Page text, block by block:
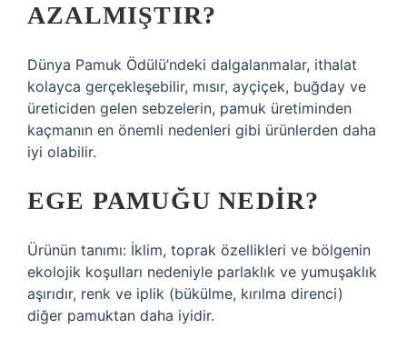
AZALMIŞTIR?
Dünya Pamuk Ödülü’ndeki dalgalanmalar, ithalat
kolayca gerçekleşebilir, mısır, ayçiçek, buğday ve
üreticiden gelen sebzelerin, pamuk üretiminden
kaçmanın en önemli nedenleri gibi ürünlerden daha
iyi olabilir.
EGE PAMUĞU NEDIR?
Ürünün tanımı: İklim, toprak özellikleri ve bölgenin
ekolojik koşulları nedeniyle parlaklık ve yumuşaklık
aşırıdır, renk ve iplik (bükülme, kırılma direnci)
diğer pamuktan daha iyidir.